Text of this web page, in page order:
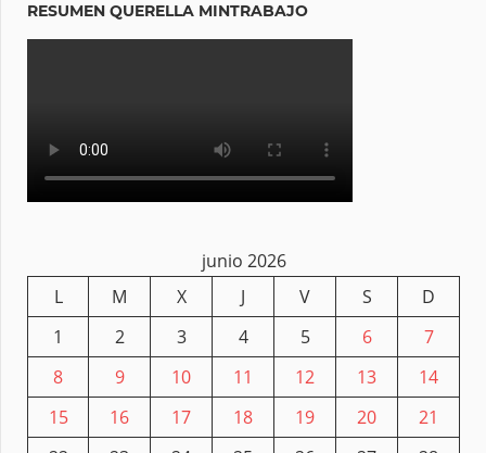
RESUMEN QUERELLA MINTRABAJO
junio 2026
L
M X J V S
D
1
2 3 4 5 6
7
8
9 10 11 12 13
14
15
16 17 18 19 20
21